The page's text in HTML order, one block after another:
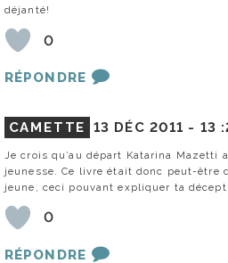
déjanté!
0
RÉPONDRE
CAMETTE 13 DÉC 2011 - 13
Je crois qu’au départ Katarina Mazetti
jeunesse. Ce livre était donc peut-être
jeune, ceci pouvant expliquer ta
0
RÉPONDRE